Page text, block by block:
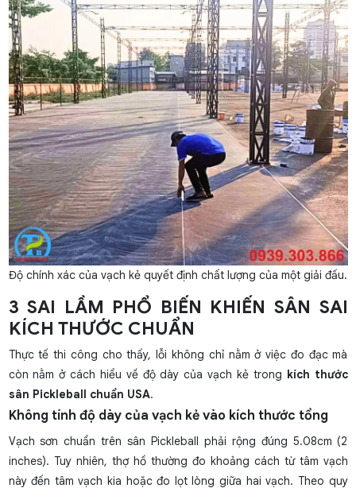
Độ chính xác của vạch kẻ quyết định chất lượng của một giải đấu.
3 SAI LẦM PHỔ BIẾN KHIẾN SÂN SAI
KÍCH THƯỚC CHUẨN
Thực tế thi công cho thấy, lỗi không chỉ nằm ở việc đo đạc mà
còn nằm ở cách hiểu về độ dày của vạch kẻ trong kích thước
sân Pickleball chuẩn USA.
Không tính độ dày của vạch kẻ vào kích thước tổng
Vạch sơn chuẩn trên sân Pickleball phải rộng đúng 5.08cm (2
inches). Tuy nhiên, thợ hồ thường đo khoảng cách từ tâm vạch
này đến tâm vạch kia hoặc đo lọt lòng giữa hai vạch. Theo quy